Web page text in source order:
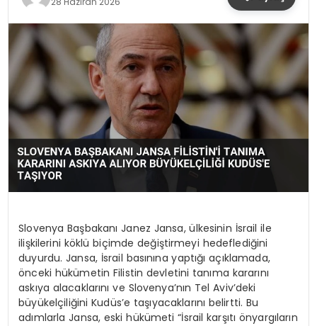
YAŞAM
Slovenya Başbakanı Janez Jansa, ülkesinin İsrail ile
ilişkilerini köklü biçimde değiştirmeyi hedeflediğini
duyurdu. Jansa, İsrail basınına yaptığı açıklamada,
önceki hükümetin Filistin devletini tanıma kararını
askıya alacaklarını ve Slovenya’nın Tel Aviv’deki
büyükelçiliğini Kudüs’e taşıyacaklarını belirtti. Bu
adımlarla Jansa, eski hükümeti “İsrail karşıtı önyargıların